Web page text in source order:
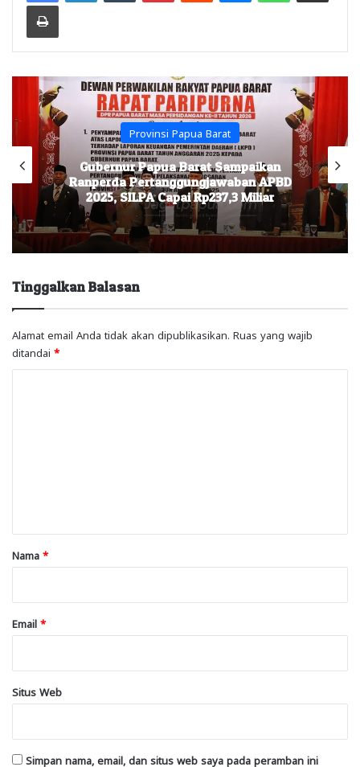
Print
Provinsi Papua Barat
Gubernur Papua Barat Sampaikan
Ranperda Pertanggungjawaban APBD
2025, SILPA Capai Rp237,3 Miliar
Tinggalkan Balasan
Alamat email Anda tidak akan dipublikasikan. Ruas yang wajib
ditandai *
rNama *
Email *
Situs Web
Simpan nama, email, dan situs web saya pada peramban ini